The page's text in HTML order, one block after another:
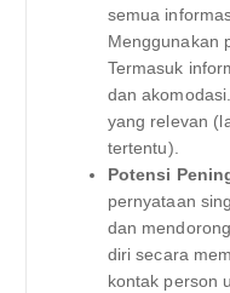
semua
Menggunakan
Termasuk
dan
yang relevan
tertentu).
Potensi
pernyataan
dan
diri secara
kontak person